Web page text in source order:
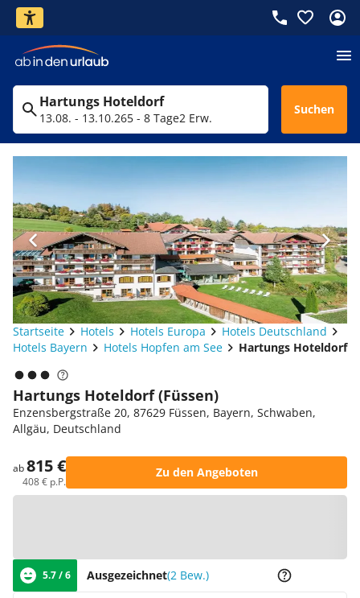
Hartungs Hoteldorf
13.08. - 13.10.265 - 8 Tage2 Erw.
Suchen
Startseite Hotels Hotels Europa
Hotels Deutschland
Hotels Bayern
Hotels Hopfen am See Hartungs Hoteldorf
Hartungs Hoteldorf (Füssen)
Enzensbergstraße 20, 87629 Füssen, Bayern, Schwaben,
Allgäu, Deutschland
ab815 €
408 € p.P.
Zu den Angeboten
5.7 / 6 Ausgezeichnet(2 Bew.)